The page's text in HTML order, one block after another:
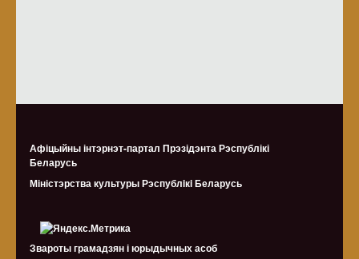
Афіцыйны інтэрнэт-партал Прэзідэнта Рэспублікі
Беларусь
Міністэрства культуры Рэспублiкi Беларусь
Звароты грамадзян і юрыдычных асоб